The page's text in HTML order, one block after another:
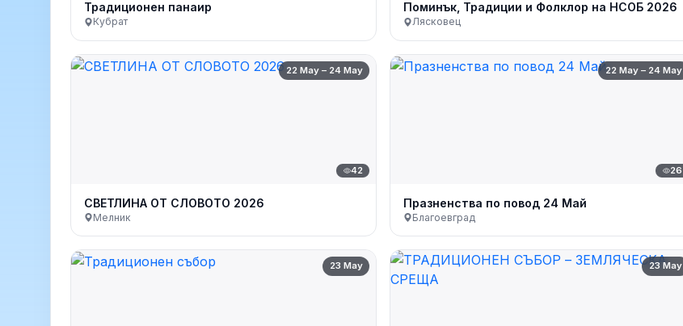
Традиционен панаир
Кубрат
Поминък, Традиции и Фолклор на НСОБ 2026
Лясковец
22 May – 24 May
42
СВЕТЛИНА ОТ СЛОВОТО 2026
Мелник
22 May – 24 May
26
Празненства по повод 24 Май
Благоевград
23 May 23 May